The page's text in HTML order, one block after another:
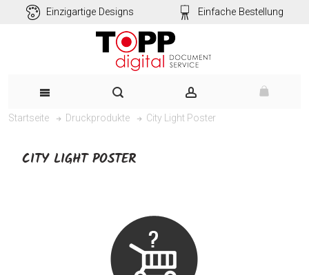
Einzigartige Designs Einfache Bestellung
Startseite Druckprodukte City Light Poster
CITY LIGHT POSTER